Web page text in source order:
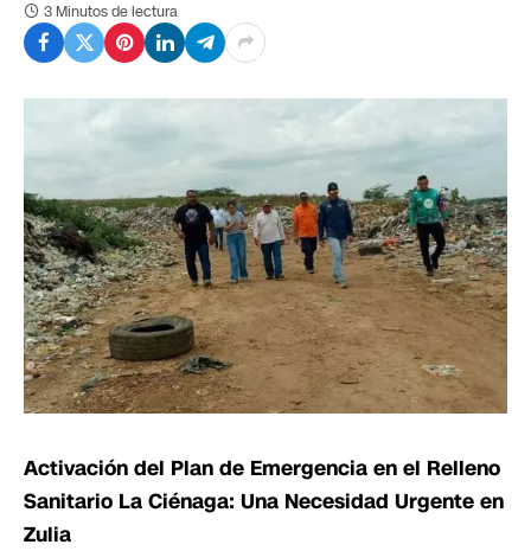
3 Minutos de lectura
Activación del Plan de Emergencia en el Relleno
Sanitario La Ciénaga: Una Necesidad Urgente en
Zulia